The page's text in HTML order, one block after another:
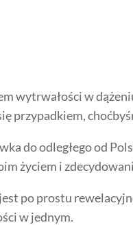
wytrwałości w
przypadkiem,
do odległego od
życiem i
po prostu
w jednym.